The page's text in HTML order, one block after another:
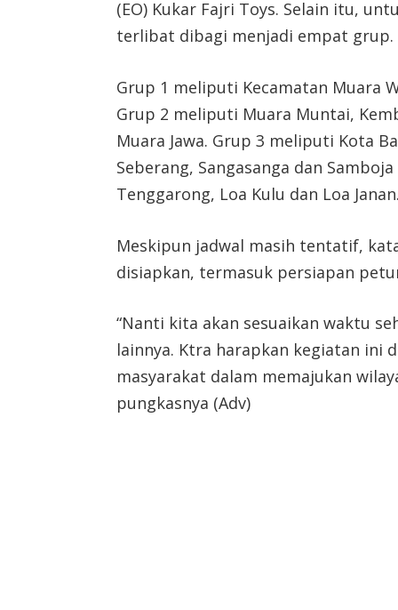
(EO) Kukar Fajri Toys. Selain itu,
terlibat dibagi menjadi empat grup.
Grup 1 meliputi Kecamatan Muara
Grup 2 meliputi Muara Muntai,
Muara Jawa. Grup 3 meliputi Kota
Seberang, Sangasanga dan
Tenggarong, Loa Kulu dan Loa
Meskipun jadwal masih tentatif,
disiapkan, termasuk persiapan
“Nanti kita akan sesuaikan waktu
lainnya. Ktra harapkan kegiatan ini
masyarakat dalam memajukan
pungkasnya (Adv)